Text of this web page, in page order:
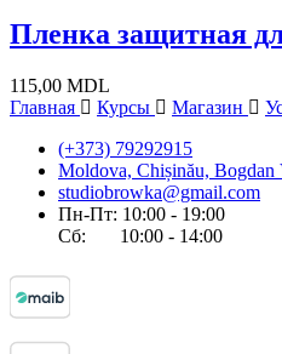
Пленка защитная
115,00 MDL
Главная
Курсы Магазин
(+373) 79292915
Moldova, Chișinău, Bogdan
studiobrowka@gmail.com
Пн-Пт: 10:00 - 19:00
Сб: 10:00 - 14:00